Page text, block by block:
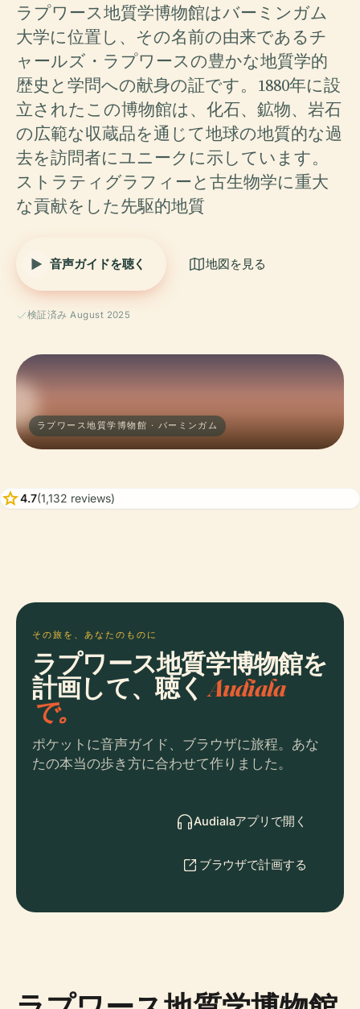
ラプワース地質学博物館はバーミンガム
大学に位置し、その名前の由来であるチ
ャールズ・ラプワースの豊かな地質学的
歴史と学問への献身の証です。1880年に設
立されたこの博物館は、化石、鉱物、岩石
の広範な収蔵品を通じて地球の地質的な過
去を訪問者にユニークに示しています。
ストラティグラフィーと古生物学に重大
な貢献をした先駆的地質
音声ガイドを聴く 地図を見る
検証済み August 2025
ラプワース地質学博物館 · バーミンガム
star4.7(1,132 reviews)
その旅を、あなたのものに
ラプワース地質学博物館を
計画して、聴くAudiala
で。
ポケットに音声ガイド、ブラウザに旅程。あな
たの本当の歩き方に合わせて作りました。
Audialaアプリで開く
ブラウザで計画する